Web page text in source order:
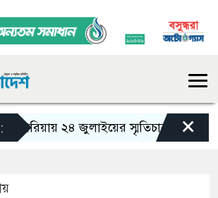
২৪ জুলাইয়ের স্মৃতিচারণ: গুমের×